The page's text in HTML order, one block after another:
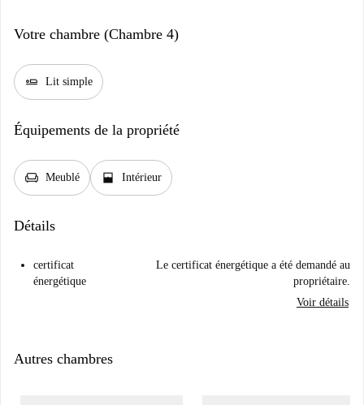
Votre chambre (Chambre 4)
airline_seat_flat Lit simple
Équipements de la propriété
chair Meublé window_open Intérieur
Détails
certificat
énergétique
Le certificat énergétique a été demandé au
propriétaire.
Voir détails
Autres chambres